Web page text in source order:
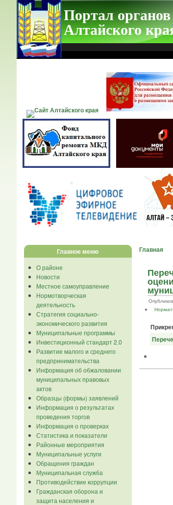
Портал
Алтайского
Главное меню
О районе
Новости
Местное самоуправление
Нормотворческая
деятельность
Стратегия социально-
экономического развития
Муниципальные программы
Инвестиционный стандарт 2.0
Развитие малого и среднего
предпринимательства
Информация об обжаловании
муниципальных правовых
актов
Образцы (формы) заявлений
Информация о результатах
проведения торгов
Информация о проверках
Статистика и показатели
Районные мероприятия
Муниципальные услуги
Обращения граждан
Муниципальная служба
Противодействие коррупции
Гражданская оборона и
защита населения и
Главная